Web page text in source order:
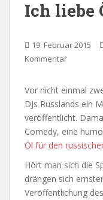
Ich liebe
19. Februar 2015
Kommentar
Vor nicht einmal
DJs Russlands ein
veröffentlicht.
Comedy, eine
Öl für den
Hört man sich die
drängen sich
Veröffentlichung